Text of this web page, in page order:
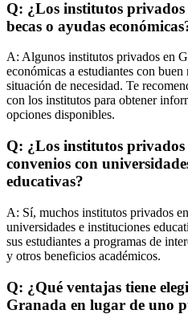
Q: ¿Los institutos
becas o ayudas
A: Algunos institutos privados en
económicas a estudiantes con
situación de necesidad. Te
con los institutos para obtener
opciones disponibles.
Q: ¿Los institutos
convenios con
educativas?
A: Sí, muchos institutos privados
universidades e instituciones
sus estudiantes a programas de
y otros beneficios académicos.
Q: ¿Qué ventajas tiene
Granada en lugar de uno